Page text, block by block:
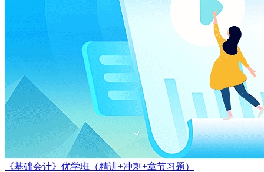
《基础会计》优学班（精讲+冲刺+章节习题）